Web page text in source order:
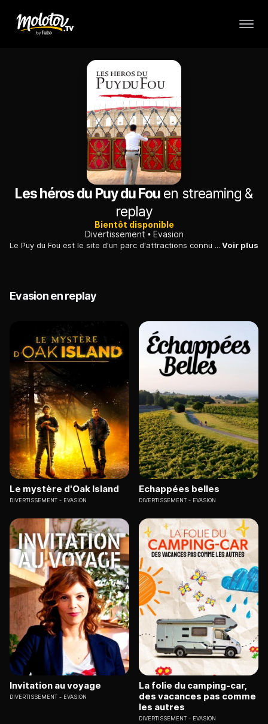
Les héros du Puy du Fou en streaming &
replay
Bientôt disponible
Divertissement
Evasion
Le Puy du Fou est le site d'un parc d'attractions connu dans le monde entier. Comment se déroule une journée typique pour les quelque 2 800 employés du parc ? Voir plus
Evasion en replay
Le mystère d'Oak Island
DIVERTISSEMENT EVASION
Echappées belles
DIVERTISSEMENT EVASION
Invitation au voyage
DIVERTISSEMENT EVASION
La folie du camping-car,
des vacances pas comme
les autres
DIVERTISSEMENT EVASION